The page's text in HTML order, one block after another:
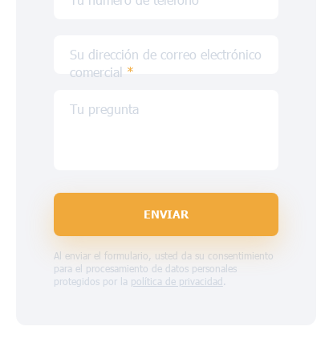
Su dirección de correo electrónico
comercial *
Tu pregunta
ENVIAR
Al enviar el formulario, usted da su consentimiento
para el procesamiento de datos personales
protegidos por la política de privacidad .